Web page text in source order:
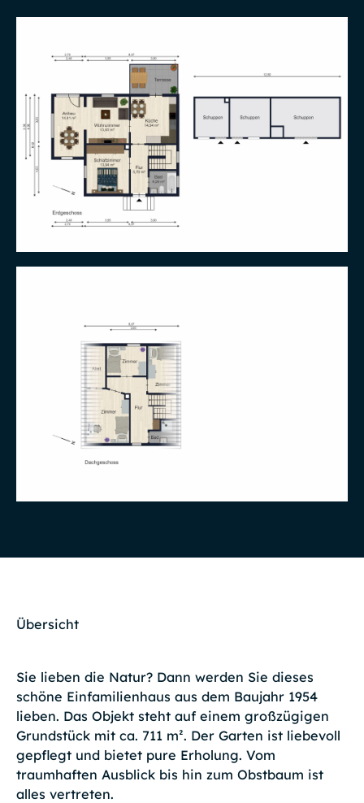
Übersicht
Sie lieben die Natur? Dann werden Sie dieses
schöne Einfamilienhaus aus dem Baujahr 1954
lieben. Das Objekt steht auf einem großzügigen
Grundstück mit ca. 711 m². Der Garten ist liebevoll
gepflegt und bietet pure Erholung. Vom
traumhaften Ausblick bis hin zum Obstbaum ist
alles vertreten.